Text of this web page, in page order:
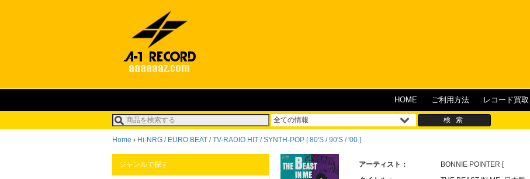
HOME ご利用方法 レコード買取
Home › Hi-NRG / EURO BEAT / TV-RADIO HIT / SYNTH-POP [ 80'S / 90'S / '00 ]
ジャンルで探す アーティスト：
BONNIE POINTER [